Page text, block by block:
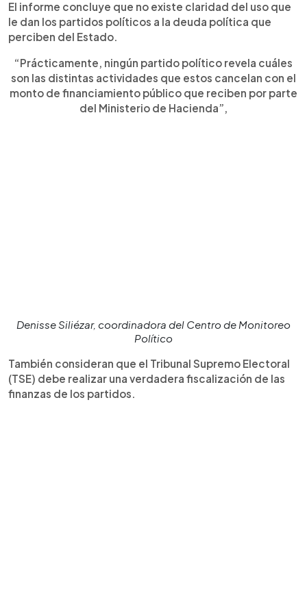
El informe concluye que no existe claridad del uso que
le dan los partidos políticos a la deuda política que
perciben del Estado.
“Prácticamente, ningún partido político revela cuáles
son las distintas actividades que estos cancelan con el
monto de financiamiento público que reciben por parte
del Ministerio de Hacienda”,
Denisse Siliézar, coordinadora del Centro de Monitoreo
Político
También consideran que el Tribunal Supremo Electoral
(TSE) debe realizar una verdadera fiscalización de las
finanzas de los partidos.